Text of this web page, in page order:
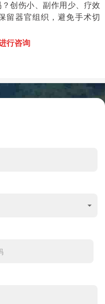
创伤小、副作用少、疗效
留器官组织，避免手术切
行咨询